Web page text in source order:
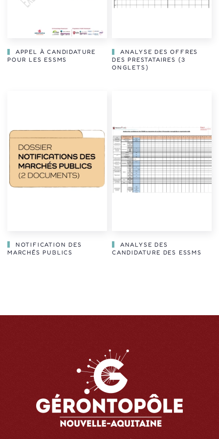
APPEL À CANDIDATURE
POUR LES ESSMS
ANALYSE DES OFFRES
DES PRESTATAIRES (3
ONGLETS)
NOTIFICATION DES
MARCHÉS PUBLICS
ANALYSE DES
CANDIDATURE DES ESSMS